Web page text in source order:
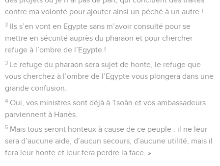
contre ma volonté pour ajouter ainsi un péché à un autre !
2 Ils s’en vont en Egypte sans m’avoir consulté pour se
mettre en sécurité auprès du pharaon et pour chercher
refuge à l’ombre de l’Egypte !
3 Le refuge du pharaon sera sujet de honte, le refuge que
vous cherchez à l’ombre de l’Egypte vous plongera dans une
grande confusion.
4 Oui, vos ministres sont déjà à Tsoân et vos ambassadeurs
parviennent à Hanès.
5 Mais tous seront honteux à cause de ce peuple : il ne leur
sera d’aucune aide, d’aucun secours, d’aucune utilité, mais il
fera leur honte et leur fera perdre la face. »